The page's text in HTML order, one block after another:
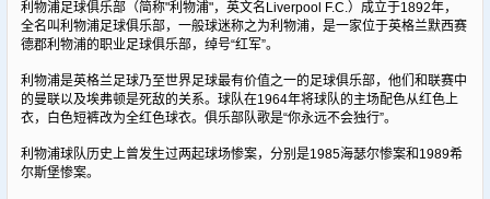
利物浦足球俱乐部（简称"利物浦"，英文名Liverpool F.C.）成立于1892年，
全名叫利物浦足球俱乐部，一般球迷称之为利物浦，是一家位于英格兰默西赛
德郡利物浦的职业足球俱乐部，绰号“红军”。
利物浦是英格兰足球乃至世界足球最有价值之一的足球俱乐部，他们和联赛中
的曼联以及埃弗顿是死敌的关系。球队在1964年将球队的主场配色从红色上
衣，白色短裤改为全红色球衣。俱乐部队歌是“你永远不会独行”。
利物浦球队历史上曾发生过两起球场惨案，分别是1985海瑟尔惨案和1989希
尔斯堡惨案。